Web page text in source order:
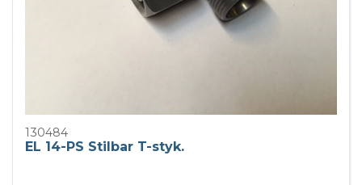
130484
EL 14-PS Stilbar T-styk.